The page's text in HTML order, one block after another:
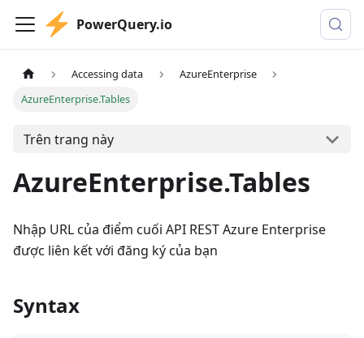
PowerQuery.io
Accessing data
AzureEnterprise
AzureEnterprise.Tables
Trên trang này
AzureEnterprise.Tables
Nhập URL của điểm cuối API REST Azure Enterprise
được liên kết với đăng ký của bạn
Syntax